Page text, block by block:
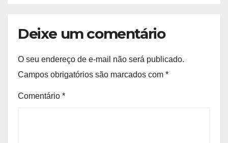
Deixe um comentário
O seu endereço de e-mail não será publicado.
Campos obrigatórios são marcados com *
Comentário *